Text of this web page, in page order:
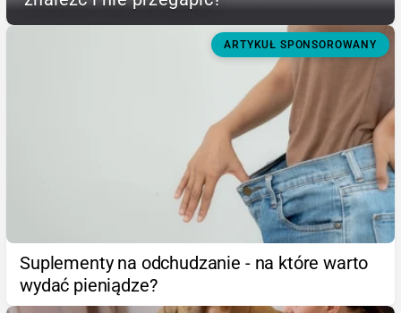
ARTYKUŁ SPONSOROWANY
Suplementy na odchudzanie - na które warto
wydać pieniądze?